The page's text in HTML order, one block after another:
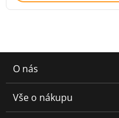
O nás
Vše o nákupu